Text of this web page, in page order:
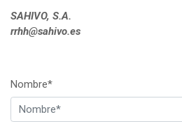
SAHIVO, S.A.
rrhh@sahivo.es
Nombre*